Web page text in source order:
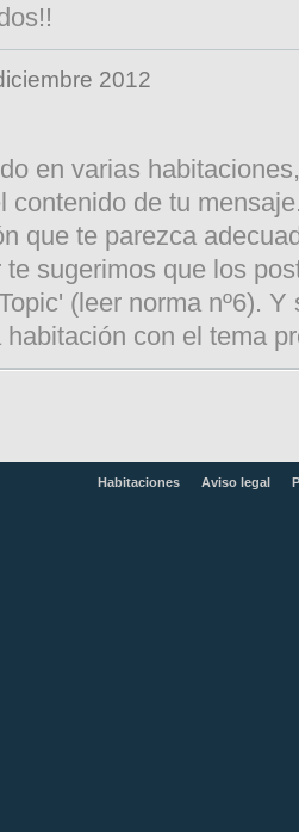
2012
en varias
contenido de tu
que te parezca
sugerimos que los
(leer norma nº6).
con el tema
Habitaciones Aviso legal